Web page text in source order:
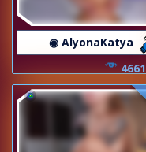
◉ AlyonaKatya
4661